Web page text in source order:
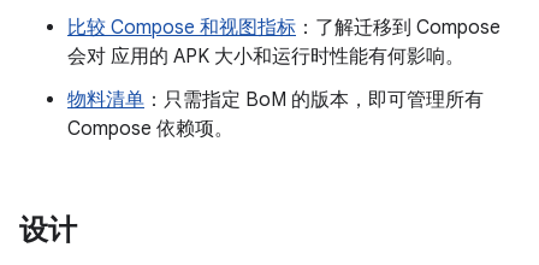
比较 Compose 和视图指标 ：了解迁移到 Compose
会对 应用的 APK 大小和运行时性能有何影响。
物料清单 ：只需指定 BoM 的版本，即可管理所有
Compose 依赖项。
设计